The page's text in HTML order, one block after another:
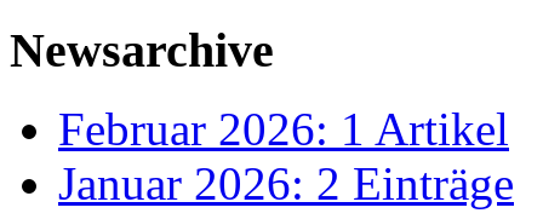
Newsarchive
Februar 2026: 1 Artikel
Januar 2026: 2 Einträge